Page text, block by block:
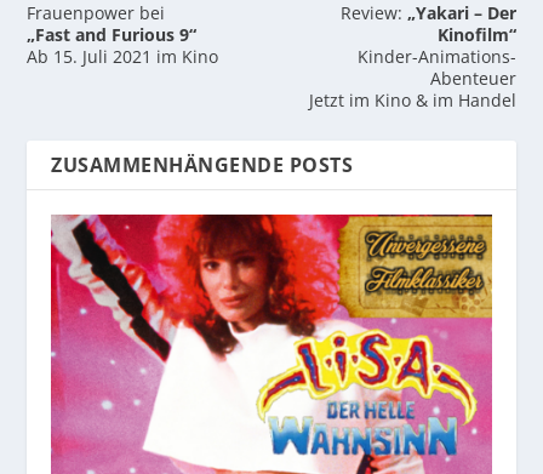
Frauenpower bei
„Fast and Furious 9“
Ab 15. Juli 2021 im Kino
Review: „Yakari – Der
Kinofilm“
Kinder-Animations-
Abenteuer
Jetzt im Kino & im Handel
ZUSAMMENHÄNGENDE POSTS